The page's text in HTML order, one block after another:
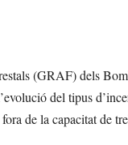
(GRAF) dels
del tipus
de la capacitat de